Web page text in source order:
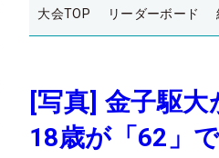
大会TOP リーダーボード
[写真] 金子駆
18歳が「62」